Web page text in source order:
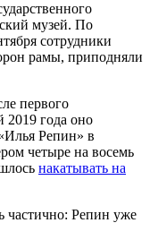
музей. По
сотрудники
рамы, приподняли
первого
2019 года оно
Репин» в
четыре на восемь
накатывать на
Репин уже